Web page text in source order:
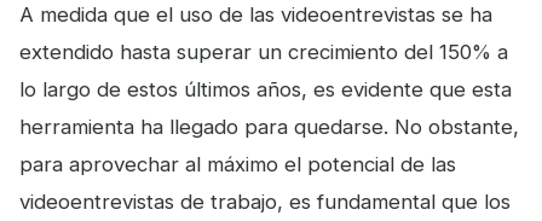
A medida que el uso de las videoentrevistas se ha
extendido hasta superar un crecimiento del 150% a
lo largo de estos últimos años, es evidente que esta
herramienta ha llegado para quedarse. No obstante,
para aprovechar al máximo el potencial de las
videoentrevistas de trabajo, es fundamental que los